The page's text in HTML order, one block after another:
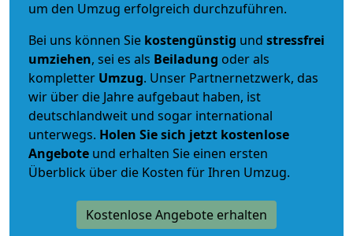
um den Umzug erfolgreich durchzuführen.
Bei uns können Sie kostengünstig und stressfrei
umziehen, sei es als Beiladung oder als
kompletter Umzug. Unser Partnernetzwerk, das
wir über die Jahre aufgebaut haben, ist
deutschlandweit und sogar international
unterwegs. Holen Sie sich jetzt kostenlose
Angebote und erhalten Sie einen ersten
Überblick über die Kosten für Ihren Umzug.
Kostenlose Angebote erhalten